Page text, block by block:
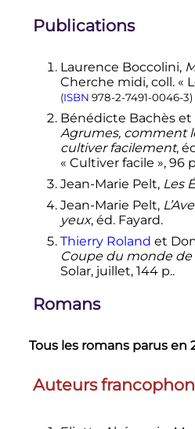
Publications
Laurence Boccolini,
Cherche midi, coll. «
(ISBN 978-2-7491-0046-3)
Bénédicte Bachès et
Agrumes, comment
cultiver facilement,
« Cultiver facile », 96
Jean-Marie Pelt, Les
Jean-Marie Pelt,
yeux, éd. Fayard.
Thierry Roland et
Coupe du monde de
Solar, juillet, 144 p..
Romans
Tous les romans parus en
Auteurs